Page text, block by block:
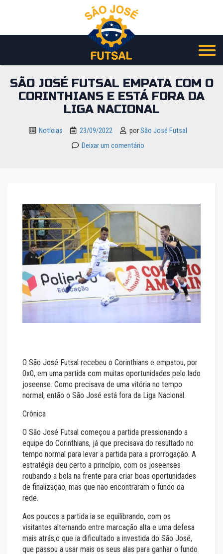
o
SÃO JOSÉ FUTSAL EMPATA COM O
CORINTHIANS E ESTÁ FORA DA
LIGA NACIONAL
Notícias 23/09/2022 porSão José Futsal
Deixar um comentário
O São José Futsal recebeu o Corinthians e empatou, por
0x0, em uma partida com muitas oportunidades pelo lado
joseense. Como precisava de uma vitória no tempo
normal, então o São José está fora da Liga Nacional.
Crônica
O São José Futsal começou a partida pressionando a
equipe do Corinthians, já que precisava do resultado no
tempo normal para levar a partida para a prorrogação. A
estratégia deu certo a princípio, com os joseenses
roubando a bola na frente para criar boas oportunidades
de finalização, mas que não encontraram o fundo da
rede.
Aos poucos a partida ia se equilibrando, com os
visitantes alternando entre marcação alta e uma defesa
mais atrás,o que ia dificultado a investida do São José,
que passou a usar mais os seus alas para ganhar o fundo